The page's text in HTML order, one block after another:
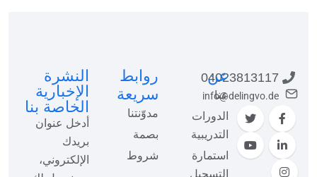
04023813117
info@delingvo.de
عن
عنا
الدورات
التدريبية
استمارة
التسجيل
روابط
سريعة
مدوّنتنا
بصمة
شروط
النشرة
الإخبارية
الخاصة بنا
أدخل عنوان
بريدك
الإلكتروني،